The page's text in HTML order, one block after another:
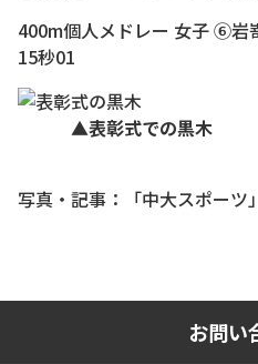
400m個人メドレー 女子 ⑥
15秒01
▲表彰式での黒木
写真・記事：「中大スポーツ
お問い